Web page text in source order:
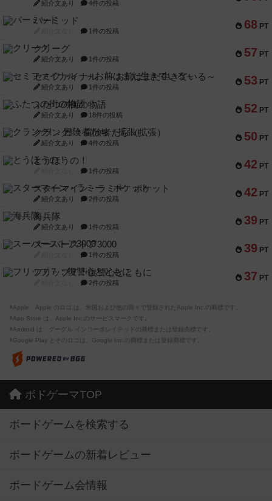
紹介文あり 4件の投稿
68 PT
パーミッド
1件の投稿
57 PT
クリーグ
紹介文あり 1件の投稿
53 PT
セミファイナル ～お前はまだ生きている～
紹介文あり 1件の投稿
52 PT
ふたつの街の物語
紹介文あり 18件の投稿
50 PT
クランク! ：冒険者たち（拡張）
紹介文あり 4件の投稿
42 PT
とうほうの！
1件の投稿
42 PT
スターマイン・ラミー ポケット
紹介文あり 2件の投稿
39 PT
海兵隊
紹介文あり 1件の投稿
39 PT
スーパーストア3000
1件の投稿
37 PT
フリップ７：復讐心とともに
2件の投稿
※Apple、Apple のロゴ は、米国および他の国々で登録されたApple Inc.の商標です。
※App Store は、Apple Inc.のサービスマークです。
※Android は、グーグル インコーポレイテッドの商標または登録商標です。
※Google Play とそのロゴは、Google Inc.の商標または登録商標です。
ボドゲーマTOP
ボードゲームを検索する
ボードゲームの新着レビュー
ボードゲーム会情報